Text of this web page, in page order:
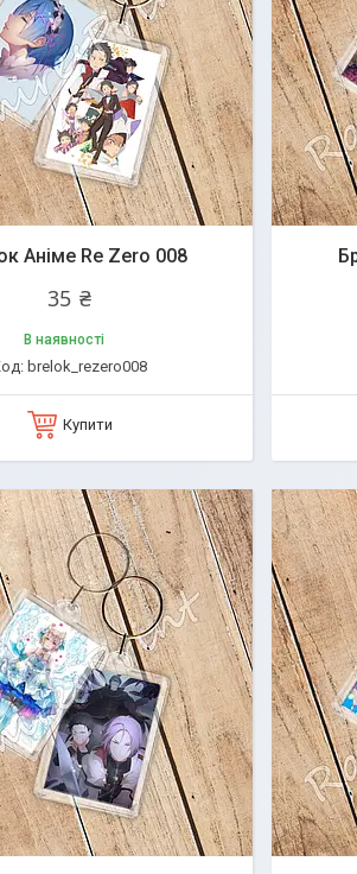
Аніме Re Zero 008
35 ₴
В наявності
brelok_rezero008
Купити